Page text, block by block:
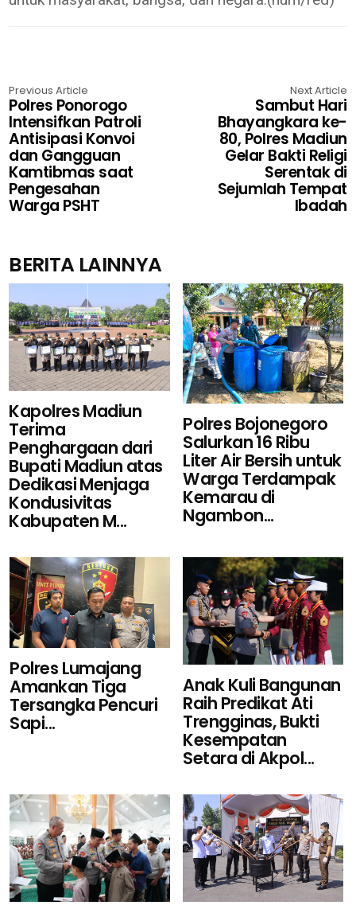
Previous Article
Polres Ponorogo
Intensifkan Patroli
Antisipasi Konvoi
dan Gangguan
Kamtibmas saat
Pengesahan
Warga PSHT
Next Article
Sambut Hari
Bhayangkara ke-
80, Polres Madiun
Gelar Bakti Religi
Serentak di
Sejumlah Tempat
Ibadah
BERITA LAINNYA
Kapolres Madiun
Terima
Penghargaan dari
Bupati Madiun atas
Dedikasi Menjaga
Kondusivitas
Kabupaten M...
Polres Bojonegoro
Salurkan 16 Ribu
Liter Air Bersih untuk
Warga Terdampak
Kemarau di
Ngambon...
Polres Lumajang
Amankan Tiga
Tersangka Pencuri
Sapi...
Anak Kuli Bangunan
Raih Predikat Ati
Trengginas, Bukti
Kesempatan
Setara di Akpol...